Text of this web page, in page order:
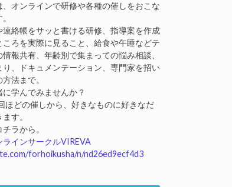
、オンラインで研修や各種の催しをおこな
連絡帳をサッと書ける研修、指導案を作成
ころを実際に見ること、給食や午睡などテ
報共有、年齢別で集まっての悩み相談、
り、ドキュメンテーション、専門家を招い
法まで。
学んでみませんか？
ほどの催しから、好きなものに好きなだ
す。
ラから。
ラインサークルVIREVA
forhoikusha/n/nd26ed9ecf4d3